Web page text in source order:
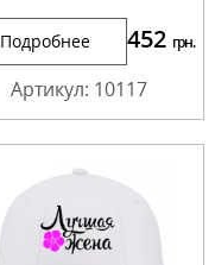
Подробнее 452 грн.
Артикул: 10117